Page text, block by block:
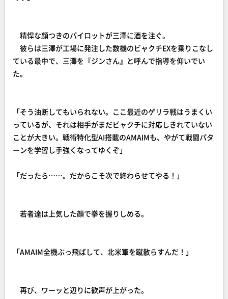
精悍な顔つきのパイロットが三澤に酒を注ぐ。
彼らは三澤が工場に発注した数機のビャクチEXを乗りこなし
ている最中で、三澤を『ジンさん』と呼んで指導を仰いでい
た。
「そう油断してもいられない。ここ最近のゲリラ戦はうまくい
っているが、それは相手がまだビャクチに対応しきれていない
ことが大きい。戦術特化型AI搭載のAMAIMも、やがて戦闘パタ
ーンを学習し手強くなってゆくぞ」
「だったら……。だからこそ次で終わらせてやる！」
若者達は上気した顔で拳を握りしめる。
「AMAIM全機ぶっ飛ばして、北米軍を蹴散らすんだ！」
再び、ワーッと辺りに歓声が上がった。